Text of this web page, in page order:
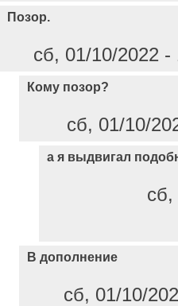
Позор.
сб, 01/10/2022
Кому позор?
сб, 01/10/
а я выдвигал
В дополнение
сб, 01/10/